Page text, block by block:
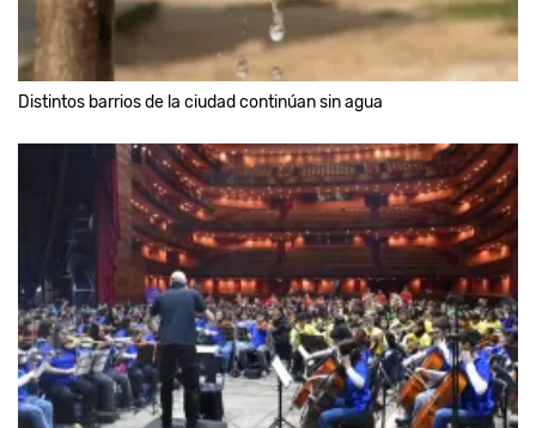
Distintos barrios de la ciudad continúan sin agua